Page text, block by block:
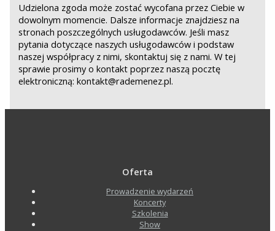
Udzielona zgoda może zostać wycofana przez Ciebie w
dowolnym momencie. Dalsze informacje znajdziesz na
stronach poszczególnych usługodawców. Jeśli masz
pytania dotyczące naszych usługodawców i podstaw
naszej współpracy z nimi, skontaktuj się z nami. W tej
sprawie prosimy o kontakt poprzez naszą pocztę
elektroniczną: kontakt@rademenez.pl.
Oferta
Prowadzenie wydarzeń
Koncerty
Szkolenia
Show